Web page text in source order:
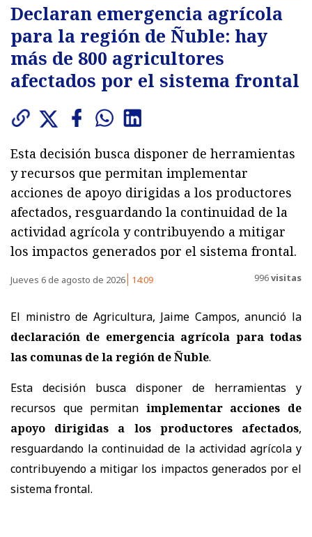
Declaran emergencia agrícola
para la región de Ñuble: hay
más de 800 agricultores
afectados por el sistema frontal
Esta decisión busca disponer de herramientas
y recursos que permitan implementar
acciones de apoyo dirigidas a los productores
afectados, resguardando la continuidad de la
actividad agrícola y contribuyendo a mitigar
los impactos generados por el sistema frontal.
Jueves 6 de agosto de 2026 14:09 996visitas
El ministro de Agricultura, Jaime Campos, anunció la
declaración de emergencia agrícola para todas
las comunas de la región de Ñuble.
Esta decisión busca disponer de herramientas y
recursos que permitan implementar acciones de
apoyo dirigidas a los productores afectados,
resguardando la continuidad de la actividad agrícola y
contribuyendo a mitigar los impactos generados por el
sistema frontal.